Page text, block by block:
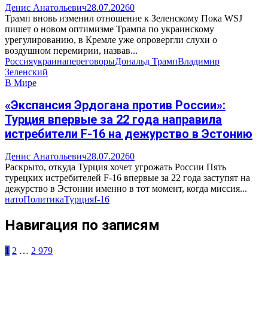
Денис Анатольевич28.07.20260
Трамп вновь изменил отношение к Зеленскому Пока WSJ
пишет о новом оптимизме Трампа по украинскому
урегулированию, в Кремле уже опровергли слухи о
воздушном перемирии, назвав...
РоссияукраинапереговорыДональд ТрампВладимир
Зеленский
В Мире
«Экспансия Эрдогана против России»:
Турция впервые за 22 года направила
истребители F-16 на дежурство в Эстонию
Денис Анатольевич28.07.20260
Раскрыто, откуда Турция хочет угрожать России Пять
турецких истребителей F-16 впервые за 22 года заступят на
дежурство в Эстонии именно в тот момент, когда миссия...
натоПолитикаТурцияf-16
Навигация по записям
1 2 … 2 979